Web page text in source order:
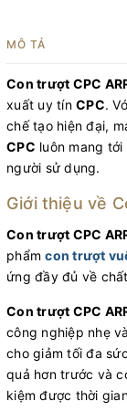
MÔ TẢ
Con trượt CPC
xuất uy tín CPC.
chế tạo hiện đại,
CPC luôn mang
người sử dụng.
Giới thiệu về
Con trượt CPC
phẩmcon trượt
ứng đầy đủ về
Con trượt CPC
công nghiệp nhẹ
cho giảm tối đa
quả hơn trước và
kiệm được thời